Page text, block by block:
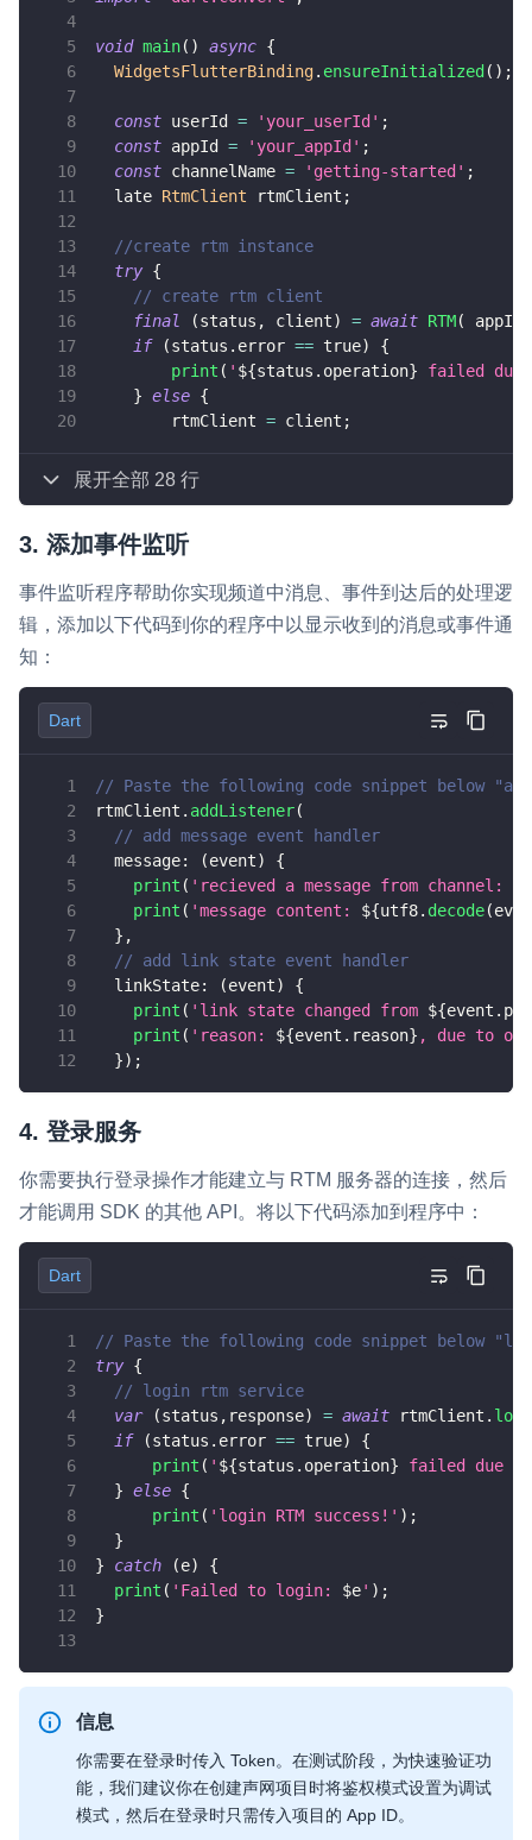
void main( ) async {
WidgetsFlutterBinding. ensureInitialized ( ) ;
const userId = 'your_userId' ;
const appId = 'your_appId' ;
const channelName = 'getting-started' ;
  late
RtmClient rtmClient ;
//create rtm instance
try {
// create rtm client
final
(status , client) = await RTM( appId
if
(status . error == true)
{
print ( ' ${status . operation} failed
} else {
        rtmClient
= client ;
展开全部 28 行
3. 添加事件监听
事件监听程序帮助你实现频道中消息、事件到达后的处理逻
辑，添加以下代码到你的程序中以显示收到的消息或事件通
知：
Dart
// Paste the following code snippet below
rtmClient . addListener(
// add message event handler
  message
: (event)
{
print ( 'recieved a message from channel:
print ( 'message content: ${utf8. decode(
} ,
// add link state event handler
  linkState
: (event)
{
print ( 'link state changed from ${event .
print ( 'reason: ${event . reason} , due to
}) ;
4. 登录服务
你需要执行登录操作才能建立与 RTM 服务器的连接，然后
才能调用 SDK 的其他 API。将以下代码添加到程序中：
Dart
// Paste the following code snippet below
try {
// login rtm service
var
(status , response) = await rtmClient .
if
(status . error == true)
{
print ( ' ${status . operation} failed due
} else {
print ( 'login RTM success!' ) ;
}
}
catch (e)
{
print ( 'Failed to login: $e' ) ;
}
信息
你需要在登录时传入 Token。在测试阶段，为快速验证功
能，我们建议你在创建声网项目时将鉴权模式设置为调试
模式，然后在登录时只需传入项目的 App ID。